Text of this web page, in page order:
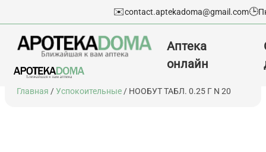
Перейти
✉️contact.aptekadoma@gmail.com🕒
Аптека
онлайн
Главная /Успокоительные / НООБУТ ТАБЛ. 0.25 Г N 20